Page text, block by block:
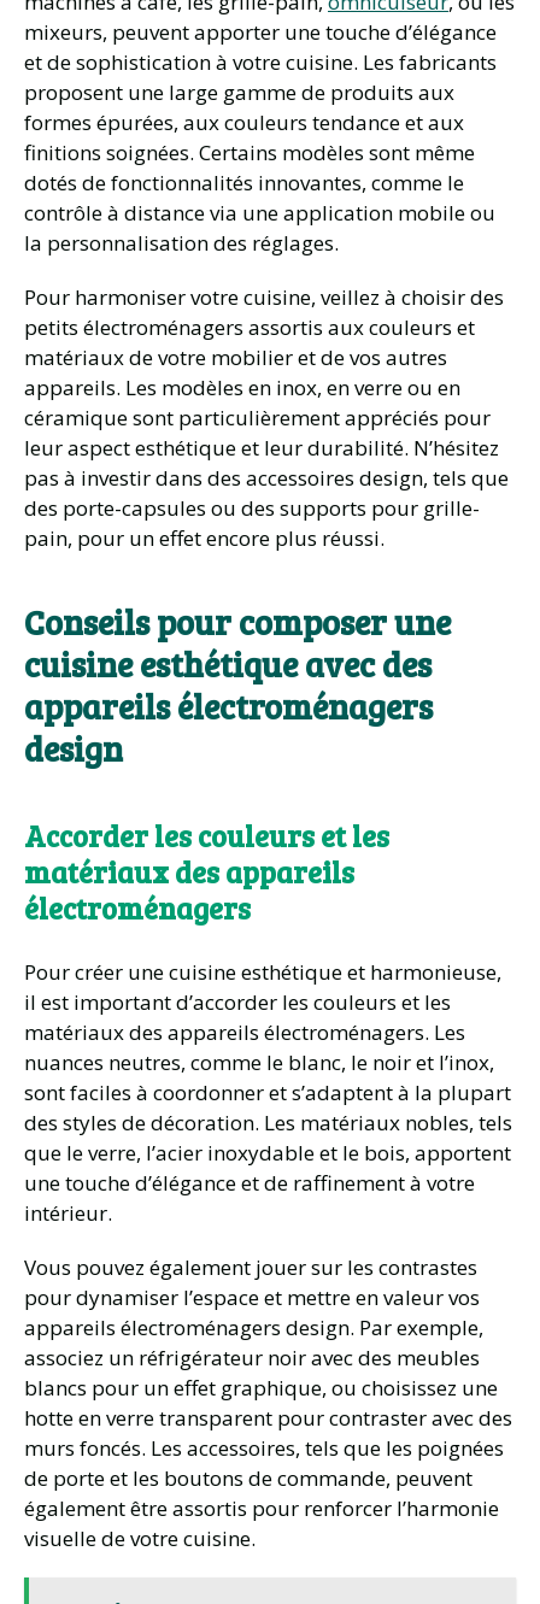
mixeurs, peuvent apporter une touche d’élégance
et de sophistication à votre cuisine. Les fabricants
proposent une large gamme de produits aux
formes épurées, aux couleurs tendance et aux
finitions soignées. Certains modèles sont même
dotés de fonctionnalités innovantes, comme le
contrôle à distance via une application mobile ou
la personnalisation des réglages.
Pour harmoniser votre cuisine, veillez à choisir des
petits électroménagers assortis aux couleurs et
matériaux de votre mobilier et de vos autres
appareils. Les modèles en inox, en verre ou en
céramique sont particulièrement appréciés pour
leur aspect esthétique et leur durabilité. N’hésitez
pas à investir dans des accessoires design, tels que
des porte-capsules ou des supports pour grille-
pain, pour un effet encore plus réussi.
Conseils pour composer une
cuisine esthétique avec des
appareils électroménagers
design
Accorder les couleurs et les
matériaux des appareils
électroménagers
Pour créer une cuisine esthétique et harmonieuse,
il est important d’accorder les couleurs et les
matériaux des appareils électroménagers. Les
nuances neutres, comme le blanc, le noir et l’inox,
sont faciles à coordonner et s’adaptent à la plupart
des styles de décoration. Les matériaux nobles, tels
que le verre, l’acier inoxydable et le bois, apportent
une touche d’élégance et de raffinement à votre
intérieur.
Vous pouvez également jouer sur les contrastes
pour dynamiser l’espace et mettre en valeur vos
appareils électroménagers design. Par exemple,
associez un réfrigérateur noir avec des meubles
blancs pour un effet graphique, ou choisissez une
hotte en verre transparent pour contraster avec des
murs foncés. Les accessoires, tels que les poignées
de porte et les boutons de commande, peuvent
également être assortis pour renforcer l’harmonie
visuelle de votre cuisine.